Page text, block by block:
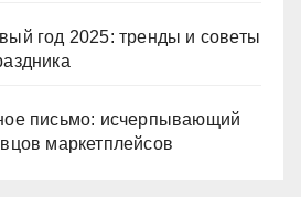
год 2025: тренды и советы
письмо: исчерпывающий
маркетплейсов